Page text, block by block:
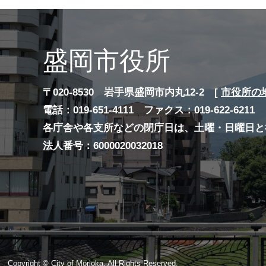
盛岡市役所
〒020-8530 岩手県盛岡市内丸12-2 [ 市役所の
電話：019-651-4111 ファクス：019-622-6211
各庁舎や各支所などの閉庁日は、土曜・日曜日
法人番号：6000020032018
Copyright © City of Morioka, All Rights Reserved.